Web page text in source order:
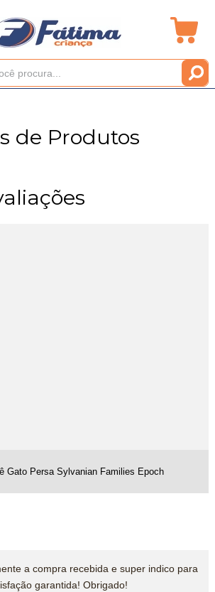
de Produtos
Gato Persa Sylvanian Families Epoch
a compra recebida e super indico para
garantida! Obrigado!